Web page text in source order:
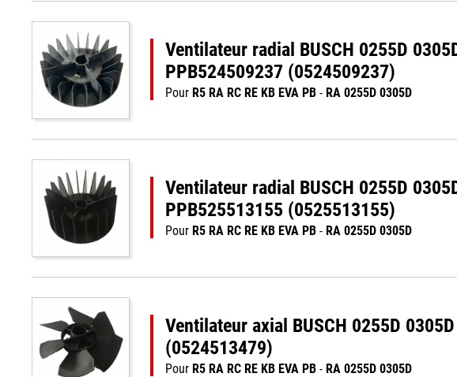
Ventilateur radial BUSCH 0255D
PPB524509237 (0524509237)
Pour R5 RA RC RE KB EVA PB - RA 0255D 0305D
Ventilateur radial BUSCH 0255D
PPB525513155 (0525513155)
Pour R5 RA RC RE KB EVA PB - RA 0255D 0305D
Ventilateur axial BUSCH 0255D
(0524513479)
Pour R5 RA RC RE KB EVA PB - RA 0255D 0305D